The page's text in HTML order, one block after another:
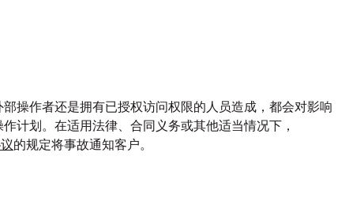
操作者还是拥有已授权访问权限的人员造成，都会对影响
计划。在适用法律、合同义务或其他适当情况下，
的规定将事故通知客户。